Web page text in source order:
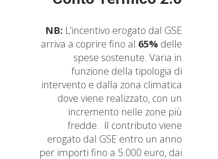
NB: L’incentivo erogato dal GSE
arriva a coprire fino al 65% delle
spese sostenute. Varia in
funzione della tipologia di
intervento e dalla zona climatica
dove viene realizzato, con un
incremento nelle zone più
fredde. Il contributo viene
erogato dal GSE entro un anno
per importi fino a 5.000 euro, dai